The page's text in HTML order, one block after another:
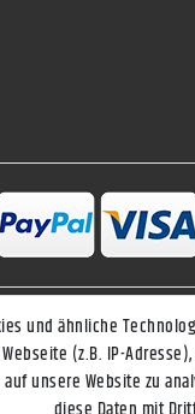
und ähnliche
(z.B. IP-
unsere Website zu